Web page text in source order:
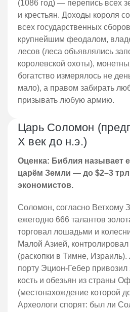
(1086 год) — перепись всех
и крестьян. Доходы короля
всех государственных
крупнейшим феодалом,
лесов (леса объявлялись
королевской охоты),
богатство измерялось не
мало), а правом забирать
призывать любую армию.
Царь Соломон
X век до н.э.)
Оценка: Библия называет
царём Земли — до $2–3
экономистов.
Соломон, согласно Ветхому
ежегодно 666 талантов
торговал лошадьми и
Малой Азией,
(раскопки в Тимне,
порту Эцион-Гебер
кость и обезьян из страны
(местонахождение которой
Археологи спорят: был ли